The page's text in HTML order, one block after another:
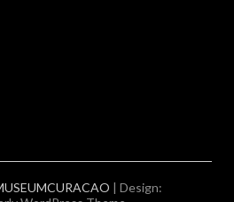
| Design: